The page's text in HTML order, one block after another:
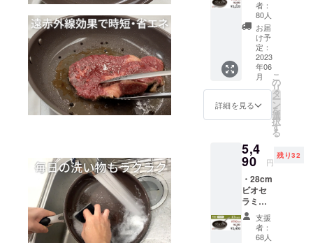
リンター
MAESTROな
ン 1個
・国内
配送料
※お届け
は6月末
頃を予
定して
おりま
す。 ※
一般販
売予定
料・消
費税込
み）
5,980円
から
13％円
OFFの
5,220円
(送料・
者：
80人
お届
け予
定：
2023
年06
月
詳細を見る
こ
の
リ
タ
ー
ン
を
選
択
す
る
5,4
90 円
残り32
・28cm
ビオセ
ラミッ
ク・フ
ライパ
ン 1個
支援
者：
68人